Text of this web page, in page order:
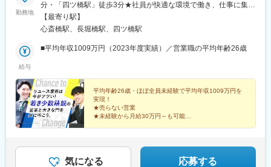
勤務地
分・「四ツ橋駅」徒歩3分★社員が快適な環境で働き、仕事に集中
できるように、キレイで広々としたオフィスに移転しました！★
全国に出張があります。【勤務地詳細】本社：大阪府大阪市中央
ロ御堂筋線「心斎橋駅」より徒歩2分■大阪メトロ堺筋線「長堀橋
【最寄り駅】
心斎橋駅、長堀橋駅、四ツ橋駅
給与
■平均年収1009万円（2023年度実績）／営業職の平均年齢26歳
平均年齢26歳・ほぼ全員未経験で平均年収1009万円を
実現！
★売らない営業
★未経験から月給30万円～も可能
★残業ほぼなし
★10日程度の長期休暇×年3回
気になる 応募する